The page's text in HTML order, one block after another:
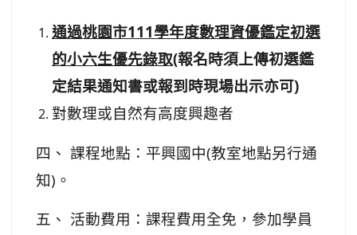
通過桃園市111學年度數理資優鑑定初選
的小六生優先錄取(報名時須上傳初選鑑
定結果通知書或報到時現場出示亦可)
對數理或自然有高度興趣者
四、 課程地點：平興國中(教室地點另行通
知) 。
五、 活動費用：課程費用全免，參加學員